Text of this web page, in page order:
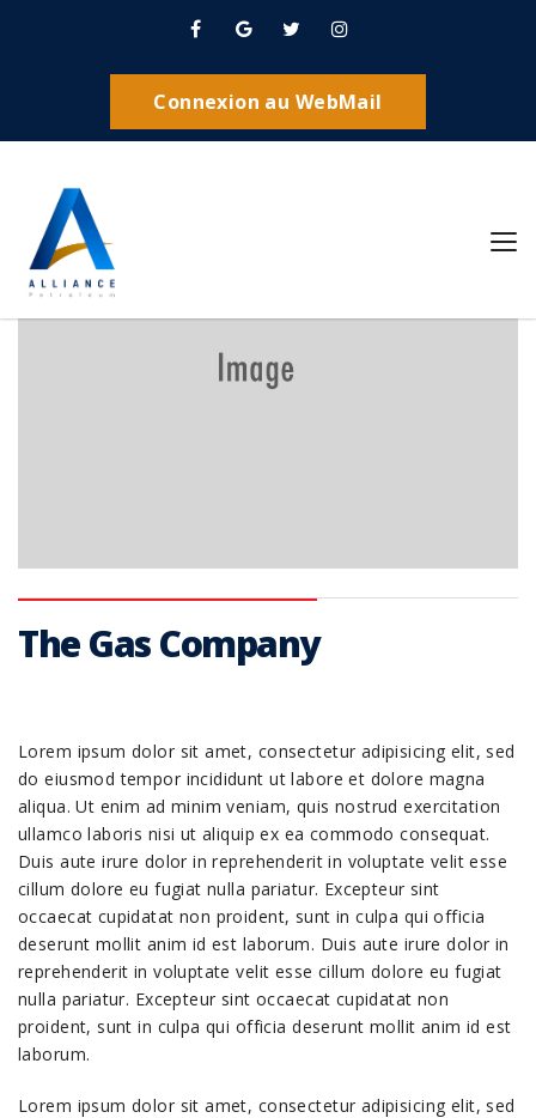
Connexion au WebMail
The Gas Company
The Gas Company
Lorem ipsum dolor sit amet, consectetur adipisicing elit, sed
do eiusmod tempor incididunt ut labore et dolore magna
aliqua. Ut enim ad minim veniam, quis nostrud exercitation
ullamco laboris nisi ut aliquip ex ea commodo consequat.
Duis aute irure dolor in reprehenderit in voluptate velit esse
cillum dolore eu fugiat nulla pariatur. Excepteur sint
occaecat cupidatat non proident, sunt in culpa qui officia
deserunt mollit anim id est laborum. Duis aute irure dolor in
reprehenderit in voluptate velit esse cillum dolore eu fugiat
nulla pariatur. Excepteur sint occaecat cupidatat non
proident, sunt in culpa qui officia deserunt mollit anim id est
laborum.
Lorem ipsum dolor sit amet, consectetur adipisicing elit, sed